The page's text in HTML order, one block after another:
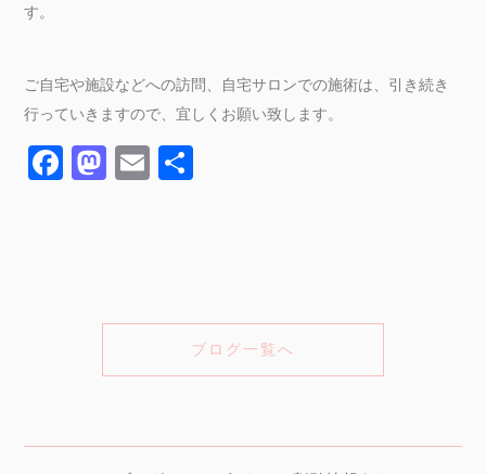
す。
ご自宅や施設などへの訪問、自宅サロンでの施術は、引き続き
行っていきますので、宜しくお願い致します。
ブログ一覧へ